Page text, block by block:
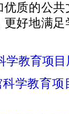
质的公
好地满
学教育项
学教育